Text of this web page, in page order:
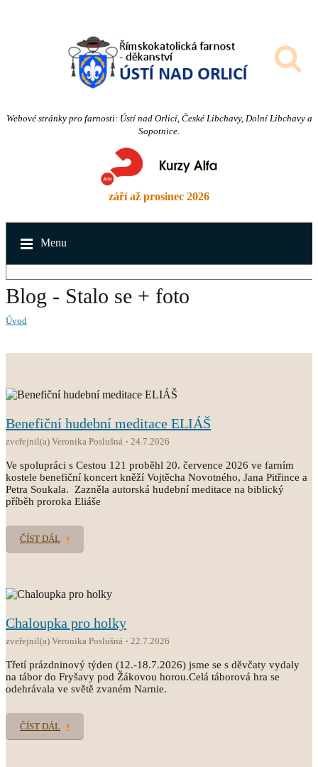
Webové stránky pro farnosti: Ústí nad Orlicí, České Libchavy, Dolní Libchavy a
Sopotnice.
září až prosinec 2026
Menu
Blog - Stalo se + foto
Úvod
Benefiční hudební meditace ELIÁŠ
zveřejnil(a) Veronika Poslušná 24.7.2026
Ve spolupráci s Cestou 121 proběhl 20. července 2026 ve farním
kostele benefiční koncert kněží Vojtěcha Novotného, Jana Pitřince a
Petra Soukala. Zazněla autorská hudební meditace na biblický
příběh proroka Eliáše
ČÍST DÁL
Chaloupka pro holky
zveřejnil(a) Veronika Poslušná 22.7.2026
Třetí prázdninový týden (12.-18.7.2026) jsme se s děvčaty vydaly
na tábor do Fryšavy pod Žákovou horou.Celá táborová hra se
odehrávala ve světě zvaném Narnie.
ČÍST DÁL